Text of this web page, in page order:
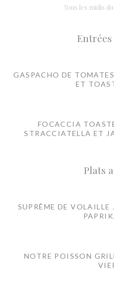
Tous les midis
GASPACHO DE
ET
FOCACCIA
STRACCIATELLA ET
Plats
SUPRÊME DE VOLAILLE
NOTRE POISSON